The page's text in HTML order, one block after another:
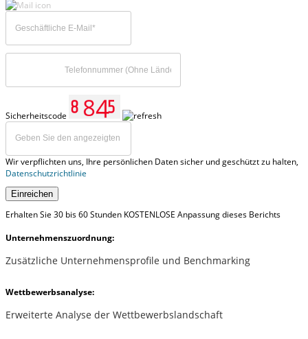
Sicherheitscode
Wir verpflichten uns, Ihre persönlichen Daten sicher und geschützt zu halten,
Datenschutzrichtlinie
Einreichen
Erhalten Sie 30 bis 60 Stunden KOSTENLOSE Anpassung dieses Berichts
Unternehmenszuordnung:
Zusätzliche Unternehmensprofile und Benchmarking
Wettbewerbsanalyse:
Erweiterte Analyse der Wettbewerbslandschaft